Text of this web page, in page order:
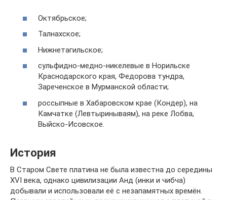
Октябрьское;
Талнахское;
Нижнетагильское;
сульфидно-медно-никелевые в Норильске
Краснодарского края, Федорова тундра,
Зареченское в Мурманской области;
россыпные в Хабаровском крае (Кондер), на
Камчатке (Левтыринываям), на реке Лобва,
Выйско-Исовское.
История
В Старом Свете платина не была известна до середины
XVI века, однако цивилизации Анд (инки и чибча)
добывали и использовали её с незапамятных времён.